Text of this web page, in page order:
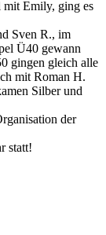
Emily, ging es
Sven R., im
Ü40 gewann
gingen gleich alle
mit Roman H.
Silber und
der
statt!